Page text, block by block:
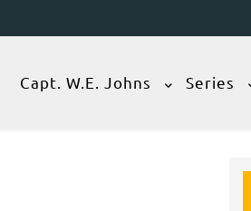
Capt. W.E. Johns Series